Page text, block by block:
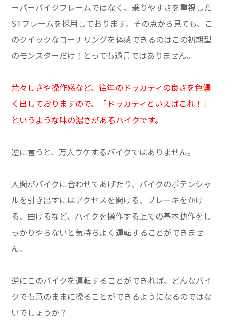
ーパーバイクフレームではなく、乗りやすさを重視した
STフレームを採用しております。その点から見ても、こ
のクイックなコーナリングを体感できるのはこの初期型
のモンスターだけ！とっても過言ではありません。
荒々しさや操作感など、往年のドゥカティの良さを色濃
く出しておりますので、「ドゥカティといえばこれ！」
というような味の濃さがあるバイクです。
逆に言うと、万人ウケするバイクではありません。
人間がバイクに合わせてあげたり、バイクのポテンシャ
ルを引き出すにはアクセスを開ける、ブレーキをかけ
る、曲げるなど、バイクを操作する上での基本動作をし
っかりやらないと気持ちよく運転することができませ
ん。
逆にこのバイクを運転することができれば、どんなバイ
クでも意のままに操ることができるようになるのではな
いでしょうか？